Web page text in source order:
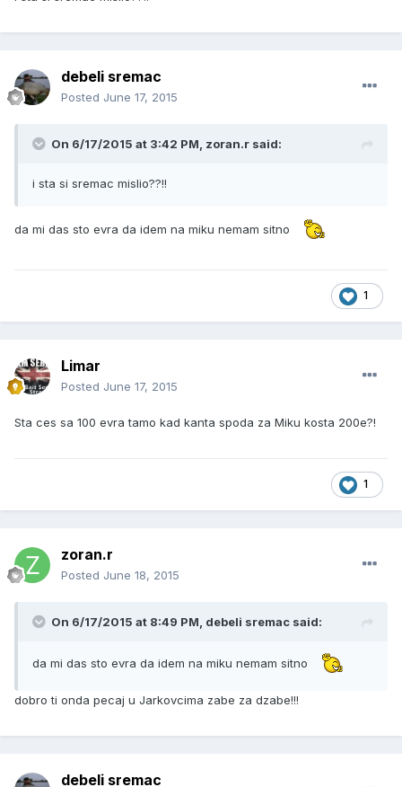
debeli sremac
Posted June 17, 2015
On 6/17/2015 at 3:42 PM, zoran.r said:
i sta si sremac mislio??!!
da mi das sto evra da idem na miku nemam sitno
1
Limar
Posted June 17, 2015
Sta ces sa 100 evra tamo kad kanta spoda za Miku kosta 200e?!
1
zoran.r
Posted June 18, 2015
On 6/17/2015 at 8:49 PM, debeli sremac said:
da mi das sto evra da idem na miku nemam sitno
dobro ti onda pecaj u Jarkovcima zabe za dzabe!!!
debeli sremac